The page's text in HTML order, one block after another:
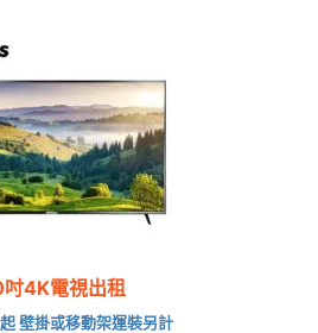
4K電視出租
壁掛或移動架運裝另計